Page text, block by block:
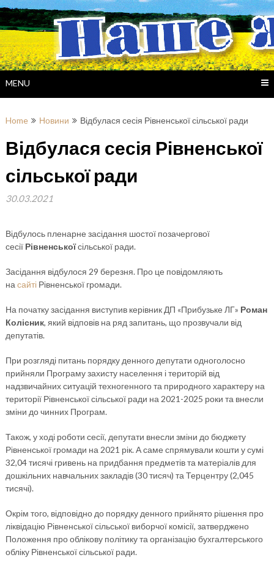
Skip
to
content
MENU
Home Новини Відбулася сесія Рівненської сільської ради
Відбулася сесія Рівненської
сільської ради
30.03.2021
Відбулось пленарне засідання шостої позачергової
сесії Рівненськоїсільської ради.
Засідання відбулося 29 березня. Про це повідомляють
на сайті Рівненської громади.
На початку засідання виступив керівник ДП «Прибузьке ЛГ» Роман
Колісник, який відповів на ряд запитань, що прозвучали від
депутатів.
При розгляді питань порядку денного депутати одноголосно
прийняли Програму захисту населення і територій від
надзвичайних ситуацій техногенного та природного характеру на
території Рівненської сільської ради на 2021-2025 роки та внесли
зміни до чинних Програм.
Також, у ході роботи сесії, депутати внесли зміни до бюджету
Рівненської громади на 2021 рік. А саме спрямували кошти у сумі
32,04 тисячі гривень на придбання предметів та матеріалів для
дошкільних навчальних закладів (30 тисяч) та Терцентру (2,045
тисячі).
Окрім того, відповідно до порядку денного прийнято рішення про
ліквідацію Рівненської сільської виборчої комісії, затверджено
Положення про облікову політику та організацію бухгалтерського
обліку Рівненської сільської ради.